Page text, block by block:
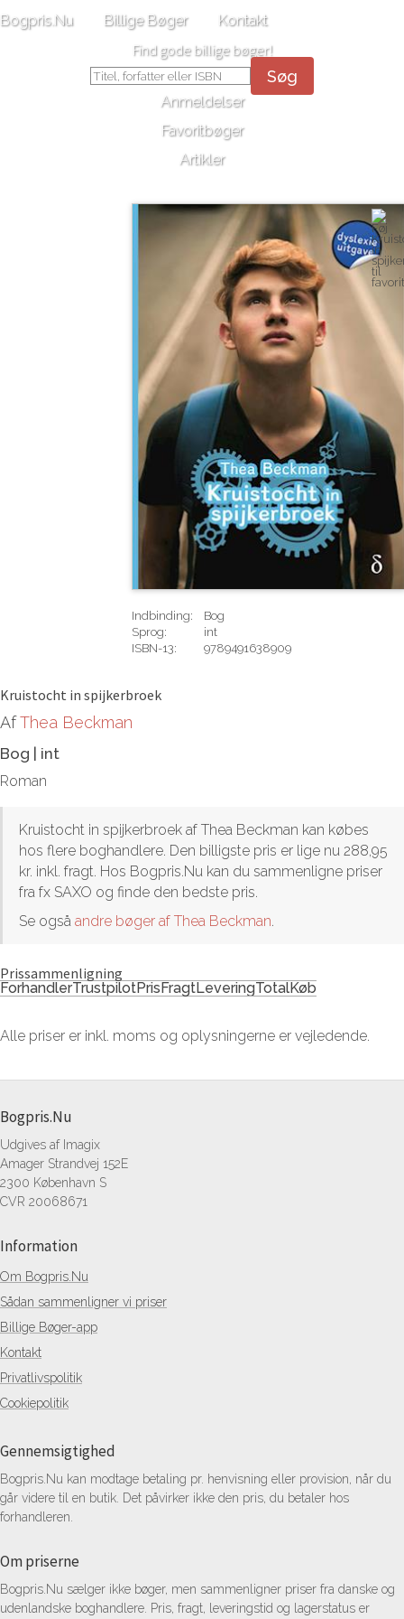
Bogpris.Nu Billige Bøger Kontakt
Find gode billige bøger!
Søg
Anmeldelser
Favoritbøger
Artikler
Indbinding:
Bog
Sprog:
int
ISBN-13:
9789491638909
Kruistocht in spijkerbroek
AfThea Beckman
Bog | int
Roman
Kruistocht in spijkerbroek af Thea Beckman kan købes
hos flere boghandlere. Den billigste pris er lige nu 288,95
kr. inkl. fragt. Hos Bogpris.Nu kan du sammenligne priser
fra fx SAXO og finde den bedste pris.
Se også andre bøger af Thea Beckman.
Prissammenligning
ForhandlerTrustpilotPrisFragtLeveringTotalKøb
Alle priser er inkl. moms og oplysningerne er vejledende.
Bogpris.Nu
Udgives af Imagix
Amager Strandvej 152E
2300 København S
CVR 20068671
Information
Om Bogpris.Nu
Sådan sammenligner vi priser
Billige Bøger-app
Kontakt
Privatlivspolitik
Cookiepolitik
Gennemsigtighed
Bogpris.Nu kan modtage betaling pr. henvisning eller provision, når du
går videre til en butik. Det påvirker ikke den pris, du betaler hos
forhandleren.
Om priserne
Bogpris.Nu sælger ikke bøger, men sammenligner priser fra danske og
udenlandske boghandlere. Pris, fragt, leveringstid og lagerstatus er